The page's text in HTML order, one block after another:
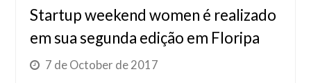
Startup weekend women é realizado
em sua segunda edição em Floripa
7 de October de 2017